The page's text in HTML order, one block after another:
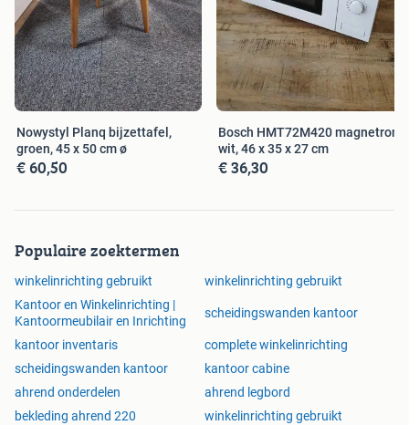
Nowystyl Planq bijzettafel,
groen, 45 x 50 cm ø
€ 60,50
Bosch HMT72M420 magnetron,
wit, 46 x 35 x 27 cm
€ 36,30
Populaire zoektermen
winkelinrichting gebruikt
winkelinrichting gebruikt
Kantoor en Winkelinrichting |
Kantoormeubilair en Inrichting
scheidingswanden kantoor
kantoor inventaris
complete winkelinrichting
scheidingswanden kantoor
kantoor cabine
ahrend onderdelen
ahrend legbord
bekleding ahrend 220
winkelinrichting gebruikt